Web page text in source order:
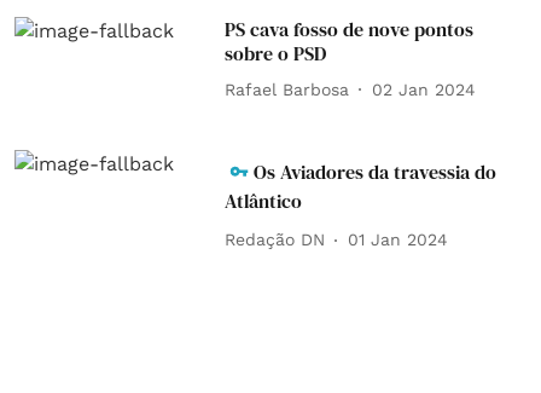
PS cava fosso de nove pontos
sobre o PSD
Rafael Barbosa 02 Jan 2024
Os Aviadores da travessia do
Atlântico
Redação DN 01 Jan 2024